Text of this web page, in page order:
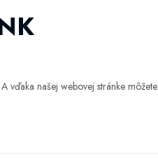
vďaka našej webovej stránke môžete